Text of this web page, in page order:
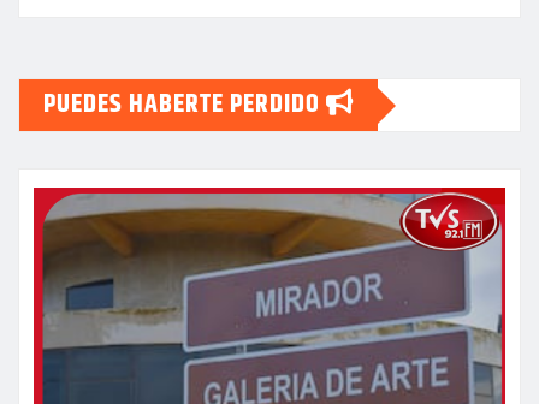
PUEDES HABERTE PERDIDO